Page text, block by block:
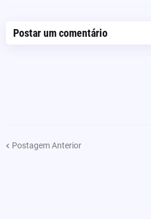
Postar um comentário
Postagem Anterior